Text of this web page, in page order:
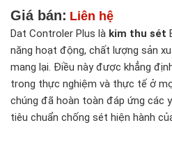
Giá bán: Liên hệ
Dat Controler Plus là kim thu sét
năng hoạt động, chất lượng sản
mang lại. Điều này được khẳng
trong thực nghiệm và thực tế ở
chúng đã hoàn toàn đáp ứng các
tiêu chuẩn chống sét hiện hành